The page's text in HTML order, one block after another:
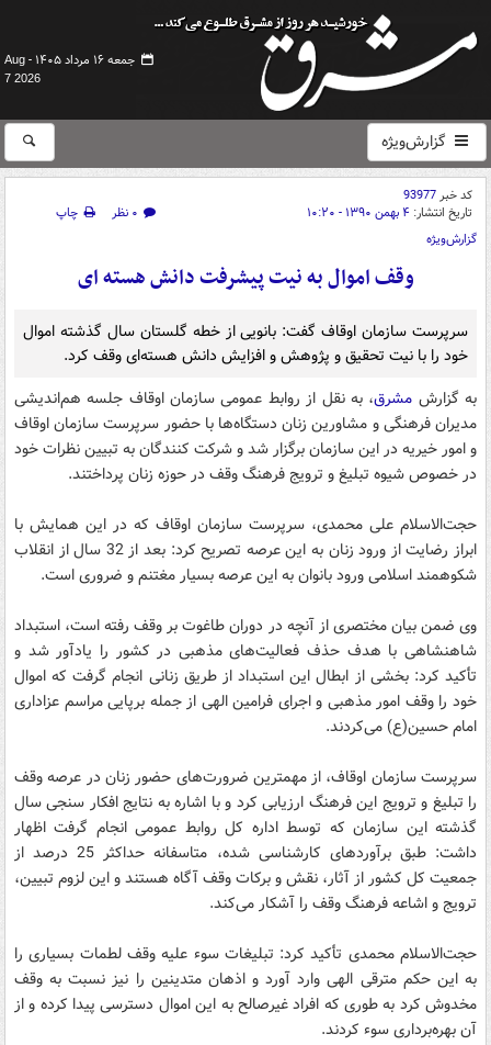
جمعه ۱۶ مرداد ۱۴۰۵ -
Aug
7 2026
گزارش‌ویژه
کد خبر93977
تاریخ انتشار: ۴ بهمن ۱۳۹۰ - ۱۰:۲۰ ۰ نظر
چاپ
گزارش‌ویژه
وقف اموال به نیت پیشرفت دانش هسته ای
سرپرست سازمان اوقاف گفت: بانویی از خطه گلستان سال گذشته اموال
خود را با نیت تحقیق و پژوهش و افزایش دانش هسته‌ای وقف کرد.
به گزارش مشرق، به نقل از روابط عمومی سازمان اوقاف جلسه هم‌اندیشی
مدیران فرهنگی و مشاورین زنان دستگاه‌ها با حضور سرپرست سازمان اوقاف
و امور خیریه در این سازمان برگزار شد و شرکت کنندگان به تبیین نظرات خود
در خصوص شیوه تبلیغ و ترویج فرهنگ وقف در حوزه زنان پرداختند.
حجت‌الاسلام علی محمدی، سرپرست سازمان اوقاف که در این همایش با
ابراز رضایت از ورود زنان به این عرصه تصریح کرد: بعد از 32 سال از انقلاب
شکوهمند اسلامی ورود بانوان به این عرصه بسیار مغتنم و ضروری است.
وی ضمن بیان مختصری از آنچه در دوران طاغوت بر وقف رفته است، استبداد
شاهنشاهی با هدف حذف فعالیت‌های مذهبی در کشور را یادآور شد و
تأکید کرد: بخشی از ابطال این استبداد از طریق زنانی انجام گرفت که اموال
خود را وقف امور مذهبی و اجرای فرامین الهی از جمله برپایی مراسم عزاداری
امام حسین(ع) می‌کردند.
سرپرست سازمان اوقاف، از مهمترین ضرورت‌های حضور زنان در عرصه وقف
را تبلیغ و ترویج این فرهنگ ارزیابی کرد و با اشاره به نتایج افکار سنجی سال
گذشته این سازمان که توسط اداره کل روابط عمومی انجام گرفت اظهار
داشت: طبق برآوردهای کارشناسی شده، متاسفانه حداکثر 25 درصد از
جمعیت کل کشور از آثار، نقش و برکات وقف آگاه هستند و این لزوم تبیین،
ترویج و اشاعه فرهنگ وقف را آشکار می‌کند.
حجت‌الاسلام محمدی تأکید کرد: تبلیغات سوء علیه وقف لطمات بسیاری را
به این حکم مترقی الهی وارد آورد و اذهان متدینین را نیز نسبت به وقف
مخدوش کرد به طوری که افراد غیرصالح به این اموال دسترسی پیدا کرده و از
آن بهره‌برداری سوء کردند.